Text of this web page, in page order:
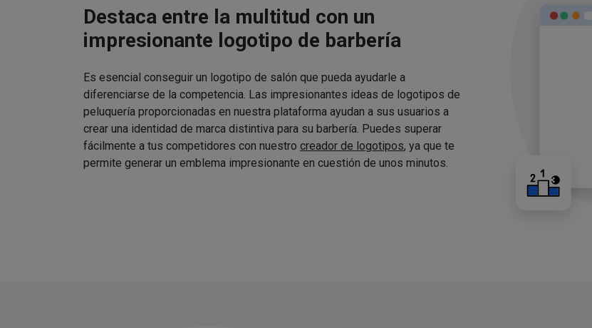
Destaca entre la multitud con un
impresionante logotipo de barbería
Es esencial conseguir un logotipo de salón que pueda ayudarle a
diferenciarse de la competencia. Las impresionantes ideas de logotipos de
peluquería proporcionadas en nuestra plataforma ayudan a sus usuarios a
crear una identidad de marca distintiva para su barbería. Puedes superar
fácilmente a tus competidores con nuestro creador de logotipos, ya que te
permite generar un emblema impresionante en cuestión de unos minutos.